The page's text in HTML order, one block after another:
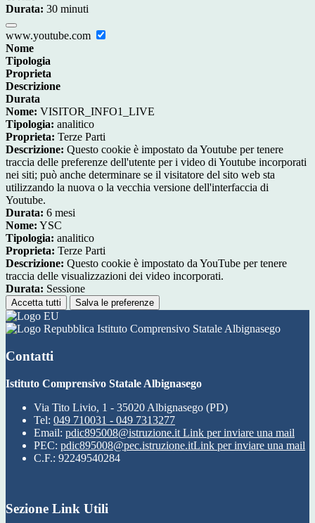
Durata: 30 minuti
www.youtube.com
Nome
Tipologia
Proprieta
Descrizione
Durata
Nome: VISITOR_INFO1_LIVE
Tipologia: analitico
Proprieta: Terze Parti
Descrizione: Questo cookie è impostato da Youtube per tenere
traccia delle preferenze dell'utente per i video di Youtube incorporati
nei siti; può anche determinare se il visitatore del sito web sta
utilizzando la nuova o la vecchia versione dell'interfaccia di
Youtube.
Durata: 6 mesi
Nome: YSC
Tipologia: analitico
Proprieta: Terze Parti
Descrizione: Questo cookie è impostato da YouTube per tenere
traccia delle visualizzazioni dei video incorporati.
Durata: Sessione
Accetta tutti Salva le preferenze
Istituto Comprensivo Statale Albignasego
Contatti
Istituto Comprensivo Statale Albignasego
Via Tito Livio, 1 - 35020 Albignasego (PD)
Tel: 049 710031 - 049 7313277
Email: pdic895008@istruzione.it Link per inviare una mail
PEC: pdic895008@pec.istruzione.itLink per inviare una mail
C.F.: 92249540284
Sezione Link Utili